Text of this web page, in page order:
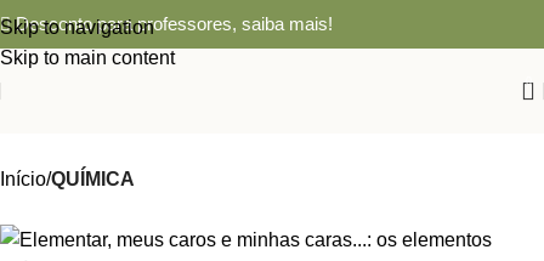
Skip to navigation
Skip to main content
Desconto para professores, saiba mais!
0
Início QUÍMICA